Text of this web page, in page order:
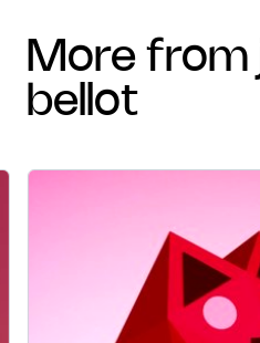
more from jérémie
bellot